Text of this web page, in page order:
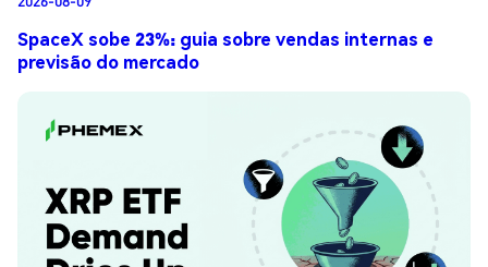
SpaceX sobe 23%: guia sobre vendas internas e
previsão do mercado